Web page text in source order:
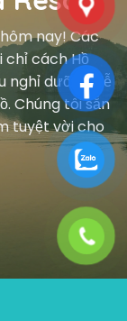
nay! Các
chỉ cách Hồ
nghỉ dưỡng dễ
Chúng tôi sẵn
tuyệt vời cho